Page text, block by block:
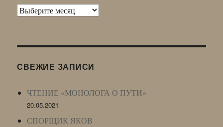
Архив
LJ
СВЕЖИЕ ЗАПИСИ
ЧТЕНИЕ «МОНОЛОГА О ПУТИ»
20.05.2021
СПОРЩИК ЯКОВ